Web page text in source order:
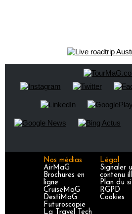
Nos médias
AirMaG
Brochures en
ligne
CruiseMaG
DestiMaG
Futuroscopie
La Travel Tech
Légal
Signaler
contenu
Plan du
RGPD
Cookies